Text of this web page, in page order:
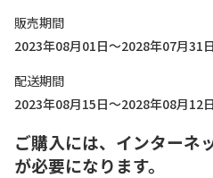
販売期間
2023年08月01日～2028年07月31日
配送期間
2023年08月15日～2028年08月12日
ご購入には、インターネ
が必要になります。